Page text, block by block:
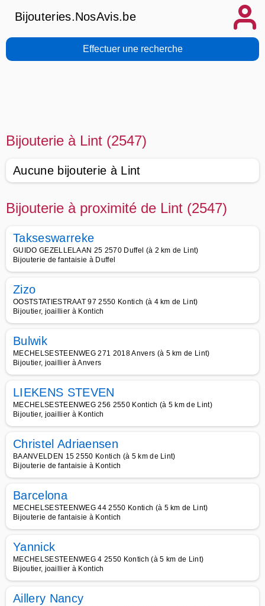
Bijouteries.NosAvis.be
Effectuer une recherche
Bijouterie à Lint (2547)
Aucune bijouterie à Lint
Bijouterie à proximité de Lint (2547)
Takseswarreke
GUIDO GEZELLELAAN 25 2570 Duffel (à 2 km de Lint)
Bijouterie de fantaisie à Duffel
Zizo
OOSTSTATIESTRAAT 97 2550 Kontich (à 4 km de Lint)
Bijoutier, joaillier à Kontich
Bulwik
MECHELSESTEENWEG 271 2018 Anvers (à 5 km de Lint)
Bijoutier, joaillier à Anvers
LIEKENS STEVEN
MECHELSESTEENWEG 256 2550 Kontich (à 5 km de Lint)
Bijoutier, joaillier à Kontich
Christel Adriaensen
BAANVELDEN 15 2550 Kontich (à 5 km de Lint)
Bijouterie de fantaisie à Kontich
Barcelona
MECHELSESTEENWEG 44 2550 Kontich (à 5 km de Lint)
Bijouterie de fantaisie à Kontich
Yannick
MECHELSESTEENWEG 4 2550 Kontich (à 5 km de Lint)
Bijoutier, joaillier à Kontich
Aillery Nancy